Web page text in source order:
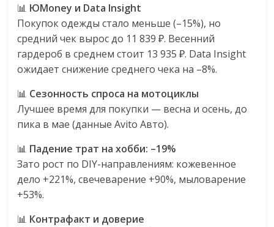
📊 ЮMoney и Data Insight
Покупок одежды стало меньше (–15%), но
средний чек вырос до 11 839 ₽. Весенний
гардероб в среднем стоит 13 935 ₽. Data Insight
ожидает снижение среднего чека на –8%.
📊 Сезонность спроса на мотоциклы
Лучшее время для покупки — весна и осень, до
пика в мае (данные Avito Авто).
📊 Падение трат на хобби: –19%
Зато рост по DIY-направлениям: кожевенное
дело +221%, свечеварение +90%, мыловарение
+53%.
📊 Контрафакт и доверие